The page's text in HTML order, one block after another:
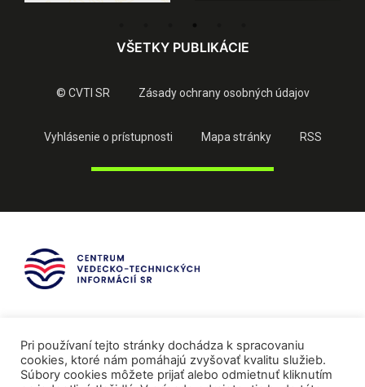
VŠETKY PUBLIKÁCIE
© CVTI SR Zásady ochrany osobných údajov
Vyhlásenie o prístupnosti Mapa stránky RSS
Pri používaní tejto stránky dochádza k spracovaniu
cookies, ktoré nám pomáhajú zvyšovať kvalitu služieb.
Súbory cookies môžete prijať alebo odmietnuť kliknutím